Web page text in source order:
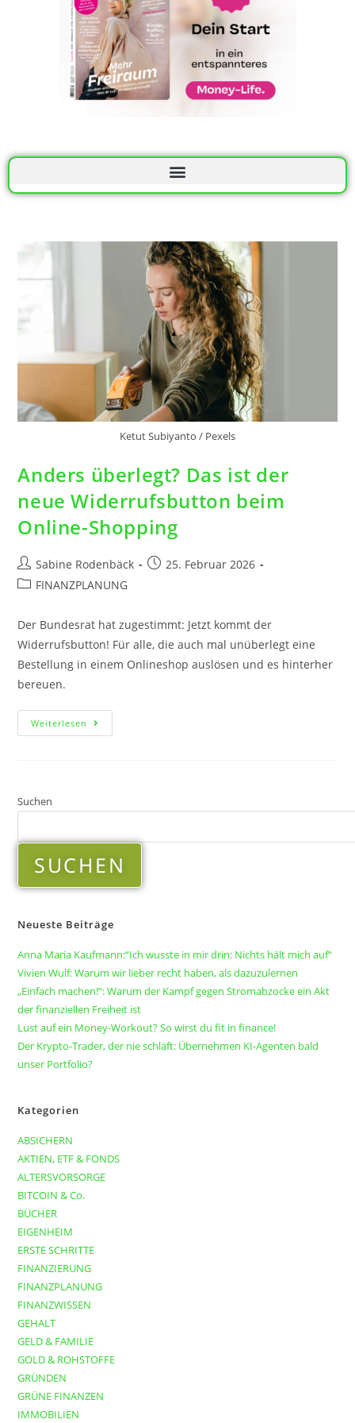
Ketut Subiyanto / Pexels
Anders überlegt? Das ist der
neue Widerrufsbutton beim
Online-Shopping
Sabine Rodenbäck
25. Februar 2026
FINANZPLANUNG
Der Bundesrat hat zugestimmt: Jetzt kommt der
Widerrufsbutton! Für alle, die auch mal unüberlegt eine
Bestellung in einem Onlineshop auslösen und es hinterher
bereuen.
Weiterlesen
Suchen
SUCHEN
Neueste Beiträge
Anna Maria Kaufmann:“Ich wusste in mir drin: Nichts hält mich auf“
Vivien Wulf: Warum wir lieber recht haben, als dazuzulernen
„Einfach machen!“: Warum der Kampf gegen Stromabzocke ein Akt
der finanziellen Freiheit ist
Lust auf ein Money-Workout? So wirst du fit in finance!
Der Krypto-Trader, der nie schläft: Übernehmen KI-Agenten bald
unser Portfolio?
Kategorien
ABSICHERN
AKTIEN, ETF & FONDS
ALTERSVORSORGE
BITCOIN & Co.
BÜCHER
EIGENHEIM
ERSTE SCHRITTE
FINANZIERUNG
FINANZPLANUNG
FINANZWISSEN
GEHALT
GELD & FAMILIE
GOLD & ROHSTOFFE
GRÜNDEN
GRÜNE FINANZEN
IMMOBILIEN